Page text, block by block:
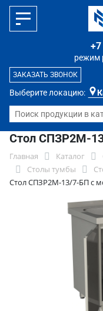
Выберите локацию:
режим
ЗАКАЗАТЬ ЗВОНОК
Стол СПЗР2М-
Главная Каталог
Столы тумбы
Стол СПЗР2М-13/7-БП с